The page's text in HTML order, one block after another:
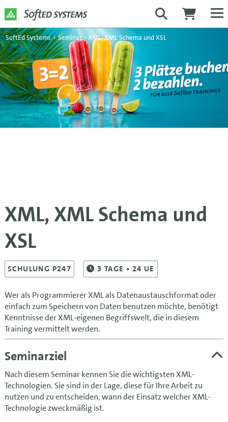
SoftEd Systems › Seminar › XML, XML Schema und XSL
XML, XML Schema und
XSL
SCHULUNG P247 3 TAGE • 24 UE
Wer als Programmierer XML als Datenaustauschformat oder
einfach zum Speichern von Daten benutzen möchte, benötigt
Kenntnisse der XML-eigenen Begriffswelt, die in diesem
Training vermittelt werden.
Seminarziel
Nach diesem Seminar kennen Sie die wichtigsten XML-
Technologien. Sie sind in der Lage, diese für Ihre Arbeit zu
nutzen und zu entscheiden, wann der Einsatz welcher XML-
Technologie zweckmäßig ist.